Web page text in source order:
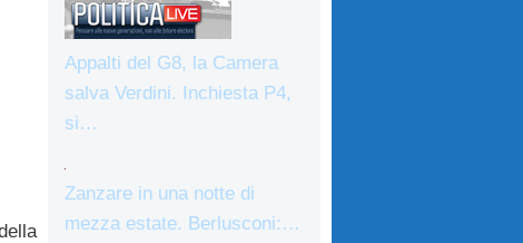
Appalti del G8, la Camera
salva Verdini. Inchiesta P4,
si…
Zanzare in una notte di
mezza estate. Berlusconi:…